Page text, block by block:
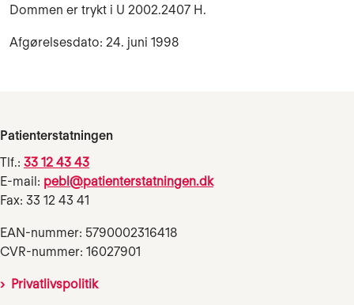
Dommen er trykt i U 2002.2407 H.
Afgørelsesdato: 24. juni 1998
Patienterstatningen
Tlf.: 33 12 43 43
E-mail: pebl@patienterstatningen.dk
Fax: 33 12 43 41
EAN-nummer: 5790002316418
CVR-nummer: 16027901
Privatlivspolitik